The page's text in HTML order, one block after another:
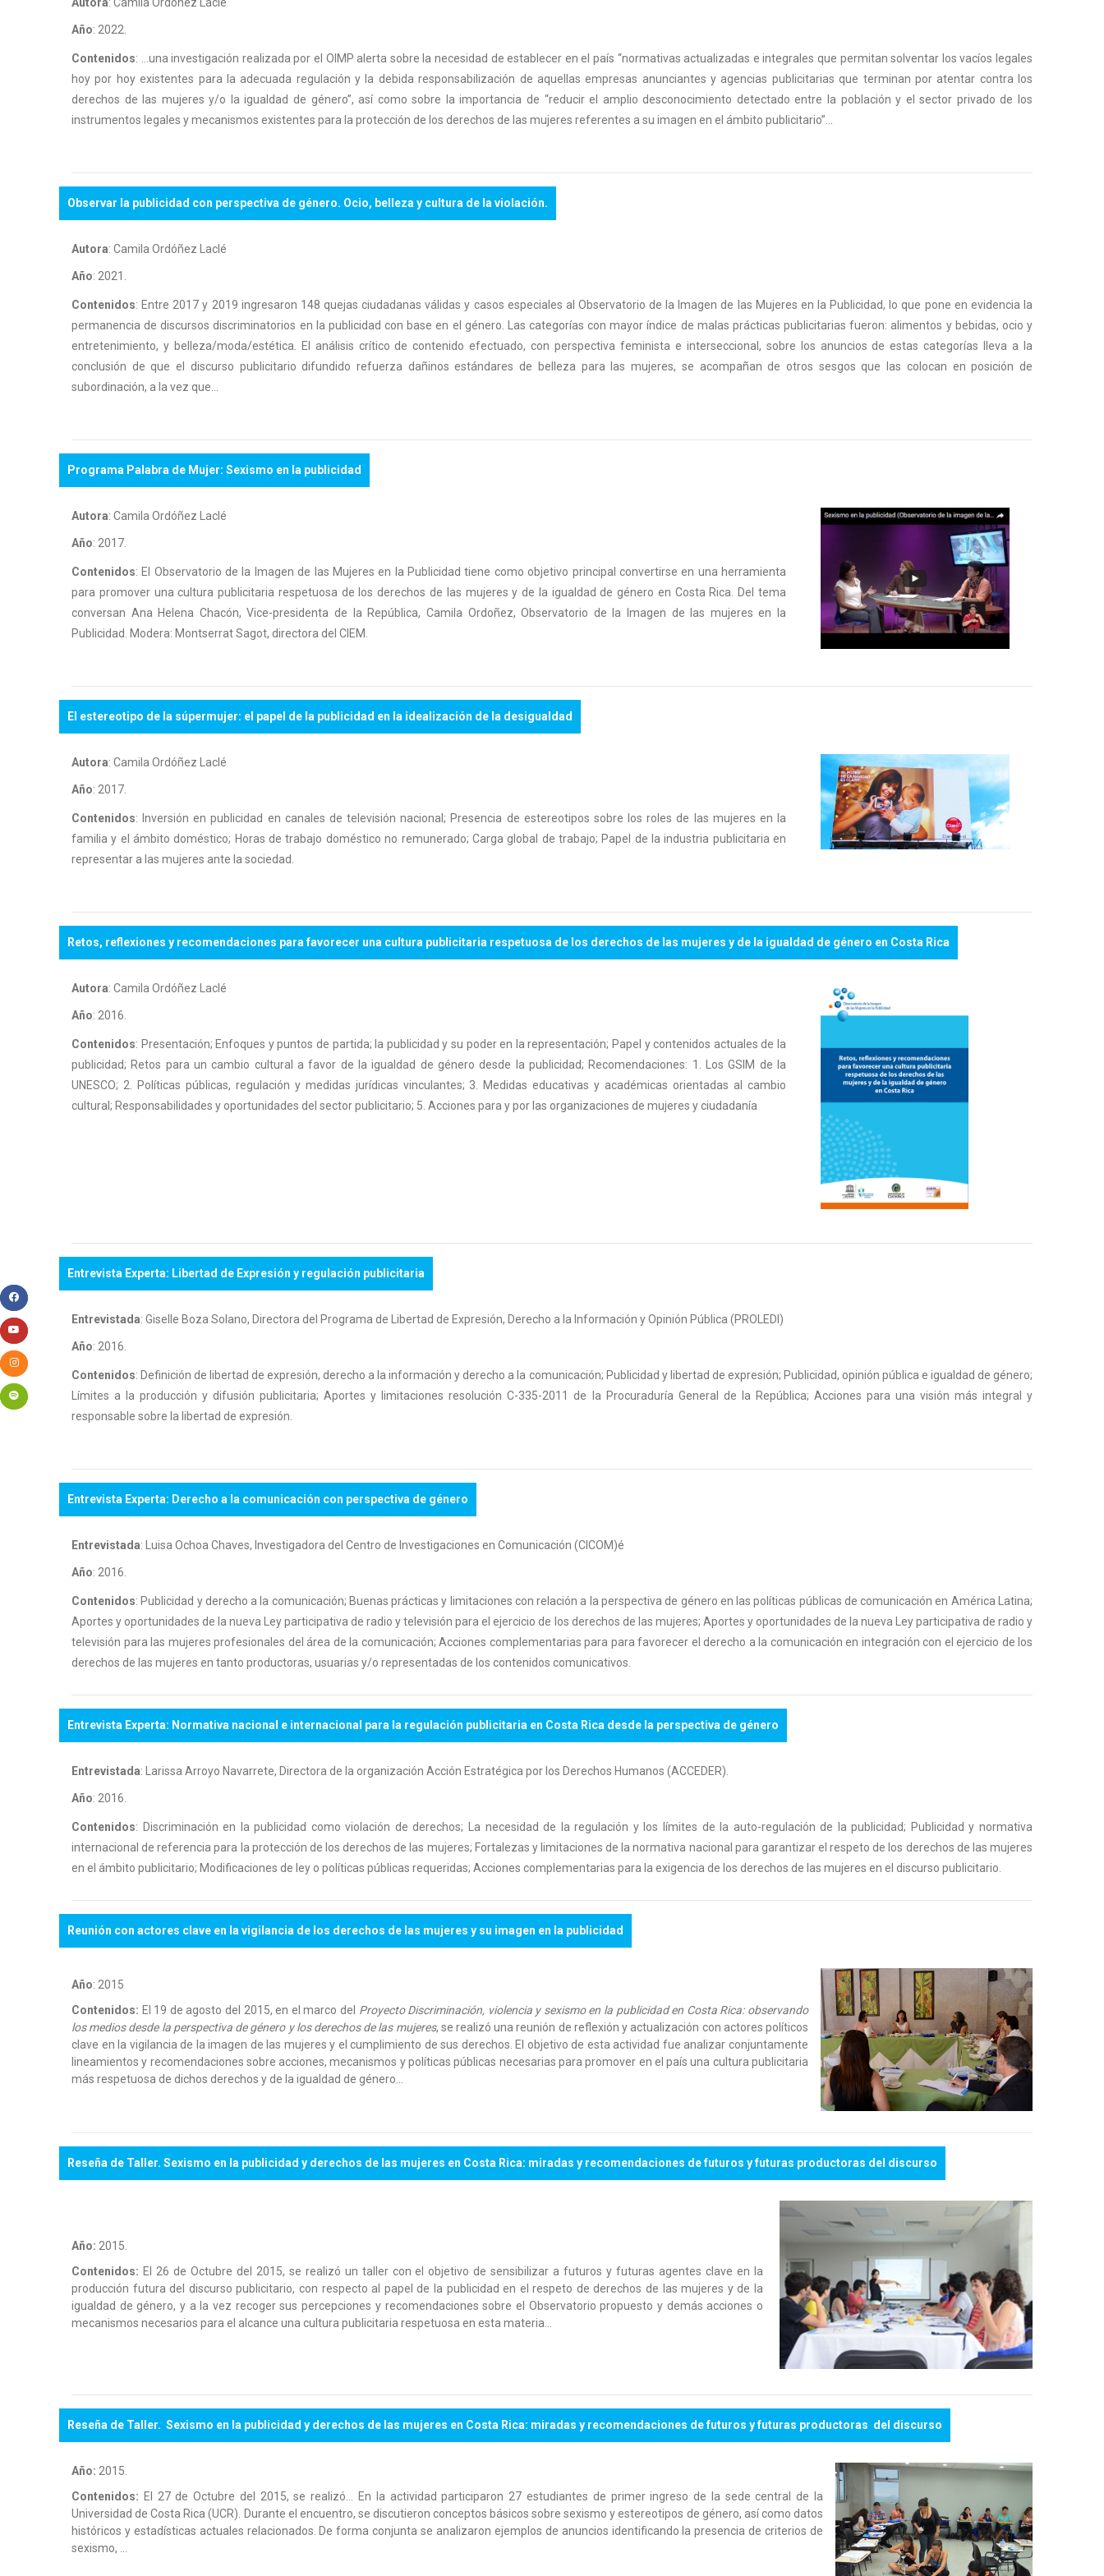
Año: 2022.
Contenidos: ...una investigación realizada por el OIMP alerta sobre la necesidad de establecer en el país “normativas actualizadas e integrales que permitan solventar los vacíos legales
hoy por hoy existentes para la adecuada regulación y la debida responsabilización de aquellas empresas anunciantes y agencias publicitarias que terminan por atentar contra los
derechos de las mujeres y/o la igualdad de género”, así como sobre la importancia de “reducir el amplio desconocimiento detectado entre la población y el sector privado de los
instrumentos legales y mecanismos existentes para la protección de los derechos de las mujeres referentes a su imagen en el ámbito publicitario”...
Observar la publicidad con perspectiva de género. Ocio, belleza y cultura de la violación.
Autora: Camila Ordóñez Laclé
Año: 2021.
Contenidos: Entre 2017 y 2019 ingresaron 148 quejas ciudadanas válidas y casos especiales al Observatorio de la Imagen de las Mujeres en la Publicidad, lo que pone en evidencia la
permanencia de discursos discriminatorios en la publicidad con base en el género. Las categorías con mayor índice de malas prácticas publicitarias fueron: alimentos y bebidas, ocio y
entretenimiento, y belleza/moda/estética. El análisis crítico de contenido efectuado, con perspectiva feminista e interseccional, sobre los anuncios de estas categorías lleva a la
conclusión de que el discurso publicitario difundido refuerza dañinos estándares de belleza para las mujeres, se acompañan de otros sesgos que las colocan en posición de
subordinación, a la vez que...
Programa Palabra de Mujer: Sexismo en la publicidad
Autora: Camila Ordóñez Laclé
Año: 2017.
Contenidos: El Observatorio de la Imagen de las Mujeres en la Publicidad tiene como objetivo principal convertirse en una herramienta
para promover una cultura publicitaria respetuosa de los derechos de las mujeres y de la igualdad de género en Costa Rica. Del tema
conversan Ana Helena Chacón, Vice-presidenta de la República, Camila Ordoñez, Observatorio de la Imagen de las mujeres en la
Publicidad. Modera: Montserrat Sagot, directora del CIEM.
El estereotipo de la súpermujer: el papel de la publicidad en la idealización de la desigualdad
Autora: Camila Ordóñez Laclé
Año: 2017.
Contenidos: Inversión en publicidad en canales de televisión nacional; Presencia de estereotipos sobre los roles de las mujeres en la
familia y el ámbito doméstico; Horas de trabajo doméstico no remunerado; Carga global de trabajo; Papel de la industria publicitaria en
representar a las mujeres ante la sociedad.
Retos, reflexiones y recomendaciones para favorecer una cultura publicitaria respetuosa de los derechos de las mujeres y de la igualdad de género en Costa Rica
Autora: Camila Ordóñez Laclé
Año: 2016.
Contenidos: Presentación; Enfoques y puntos de partida; la publicidad y su poder en la representación; Papel y contenidos actuales de la
publicidad; Retos para un cambio cultural a favor de la igualdad de género desde la publicidad; Recomendaciones: 1. Los GSIM de la
UNESCO; 2. Políticas públicas, regulación y medidas jurídicas vinculantes; 3. Medidas educativas y académicas orientadas al cambio
cultural; Responsabilidades y oportunidades del sector publicitario; 5. Acciones para y por las organizaciones de mujeres y ciudadanía
Entrevista Experta: Libertad de Expresión y regulación publicitaria
Entrevistada: Giselle Boza Solano, Directora del Programa de Libertad de Expresión, Derecho a la Información y Opinión Pública (PROLEDI)
Año: 2016.
Contenidos: Definición de libertad de expresión, derecho a la información y derecho a la comunicación; Publicidad y libertad de expresión; Publicidad, opinión pública e igualdad de género;
Límites a la producción y difusión publicitaria; Aportes y limitaciones resolución C-335-2011 de la Procuraduría General de la República; Acciones para una visión más integral y
responsable sobre la libertad de expresión.
Entrevista Experta: Derecho a la comunicación con perspectiva de género
Entrevistada: Luisa Ochoa Chaves, Investigadora del Centro de Investigaciones en Comunicación (CICOM)é
Año: 2016.
Contenidos: Publicidad y derecho a la comunicación; Buenas prácticas y limitaciones con relación a la perspectiva de género en las políticas públicas de comunicación en América Latina;
Aportes y oportunidades de la nueva Ley participativa de radio y televisión para el ejercicio de los derechos de las mujeres; Aportes y oportunidades de la nueva Ley participativa de radio y
televisión para las mujeres profesionales del área de la comunicación; Acciones complementarias para para favorecer el derecho a la comunicación en integración con el ejercicio de los
derechos de las mujeres en tanto productoras, usuarias y/o representadas de los contenidos comunicativos.
Entrevista Experta: Normativa nacional e internacional para la regulación publicitaria en Costa Rica desde la perspectiva de género
Entrevistada: Larissa Arroyo Navarrete, Directora de la organización Acción Estratégica por los Derechos Humanos (ACCEDER).
Año: 2016.
Contenidos: Discriminación en la publicidad como violación de derechos; La necesidad de la regulación y los límites de la auto-regulación de la publicidad; Publicidad y normativa
internacional de referencia para la protección de los derechos de las mujeres; Fortalezas y limitaciones de la normativa nacional para garantizar el respeto de los derechos de las mujeres
en el ámbito publicitario; Modificaciones de ley o políticas públicas requeridas; Acciones complementarias para la exigencia de los derechos de las mujeres en el discurso publicitario.
Reunión con actores clave en la vigilancia de los derechos de las mujeres y su imagen en la publicidad
Año: 2015
Contenidos: El 19 de agosto del 2015, en el marco del Proyecto Discriminación, violencia y sexismo en la publicidad en Costa Rica: observando
los medios desde la perspectiva de género y los derechos de las mujeres, se realizó una reunión de reflexión y actualización con actores políticos
clave en la vigilancia de la imagen de las mujeres y el cumplimiento de sus derechos. El objetivo de esta actividad fue analizar conjuntamente
lineamientos y recomendaciones sobre acciones, mecanismos y políticas públicas necesarias para promover en el país una cultura publicitaria
más respetuosa de dichos derechos y de la igualdad de género…
Reseña de Taller. Sexismo en la publicidad y derechos de las mujeres en Costa Rica: miradas y recomendaciones de futuros y futuras productoras del discurso
Año: 2015.
Contenidos: El 26 de Octubre del 2015, se realizó un taller con el objetivo de sensibilizar a futuros y futuras agentes clave en la
producción futura del discurso publicitario, con respecto al papel de la publicidad en el respeto de derechos de las mujeres y de la
igualdad de género, y a la vez recoger sus percepciones y recomendaciones sobre el Observatorio propuesto y demás acciones o
mecanismos necesarios para el alcance una cultura publicitaria respetuosa en esta materia…
Reseña de Taller. Sexismo en la publicidad y derechos de las mujeres en Costa Rica: miradas y recomendaciones de futuros y futuras productoras del discurso
Año: 2015.
Contenidos: El 27 de Octubre del 2015, se realizó… En la actividad participaron 27 estudiantes de primer ingreso de la sede central de la
Universidad de Costa Rica (UCR). Durante el encuentro, se discutieron conceptos básicos sobre sexismo y estereotipos de género, así como datos
históricos y estadísticas actuales relacionados. De forma conjunta se analizaron ejemplos de anuncios identificando la presencia de criterios de
sexismo, …